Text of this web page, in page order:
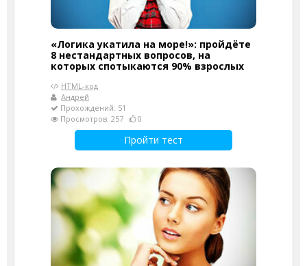
«Логика укатила на море!»: пройдёте
8 нестандартных вопросов, на
которых спотыкаются 90% взрослых
HTML-код
Андрей
Прохождений: 51
Просмотров: 257
0
Пройти тест